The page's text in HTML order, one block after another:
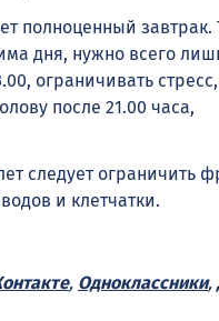
полноценный завтрак.
дня, нужно всего
ограничивать
после 21.00 часа,
следует ограничить
и клетчатки.
, Одноклассники,